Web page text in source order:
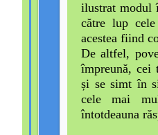
ilustrat modul
către lup
acestea fiind
De altfel,
împreună, cei
și se simt în
cele mai
întotdeauna